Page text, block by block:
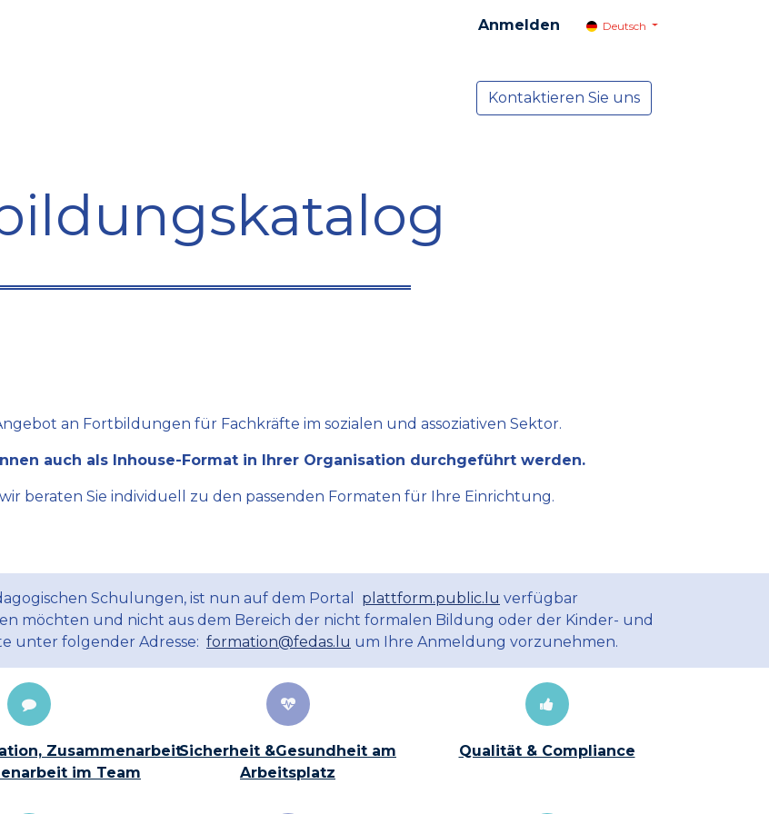
Anmelden Deutsch
NEWS
Kontaktieren Sie uns
an Fortbildungen für Fachkräfte im sozialen und assoziativen Sektor.
auch als Inhouse-Format in Ihrer Organisation durchgeführt werden.
beraten Sie individuell zu den passenden Formaten für Ihre Einrichtung.
Schulungen, ist nun auf dem Portal plattform.public.lu verfügbar
möchten und nicht aus dem Bereich der nicht formalen Bildung oder der Kinder- und
unter folgender Adresse: formation@fedas.lu um Ihre Anmeldung vorzunehmen.
Zusammenarbeit
im Team
Sicherheit &Gesundheit am
Arbeitsplatz
Qualität & Compliance